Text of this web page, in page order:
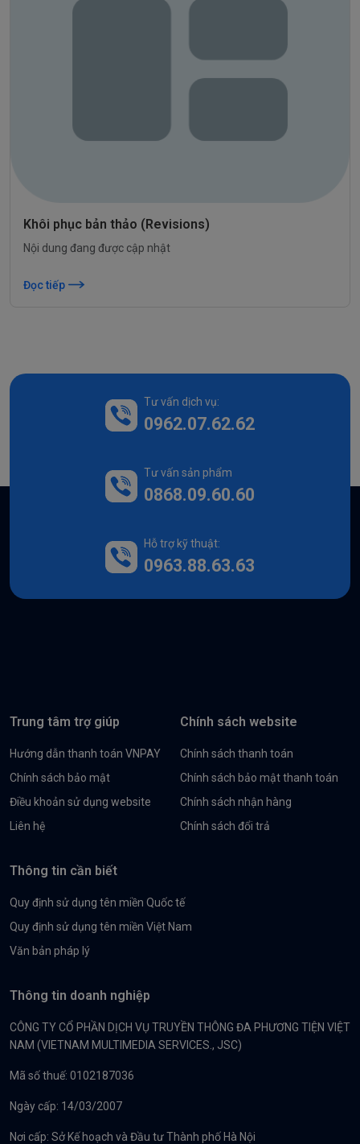
Khôi phục bản thảo (Revisions)
Nội dung đang được cập nhật
Đọc tiếp
Tư vấn dịch vụ:
0962.07.62.62
Tư vấn sản phẩm
0868.09.60.60
Hỗ trợ kỹ thuật:
0963.88.63.63
Trung tâm trợ giúp
Hướng dẫn thanh toán VNPAY
Chính sách bảo mật
Điều khoản sử dụng website
Liên hệ
Chính sách website
Chính sách thanh toán
Chính sách bảo mật thanh toán
Chính sách nhận hàng
Chính sách đổi trả
Thông tin cần biết
Quy định sử dụng tên miền Quốc tế
Quy định sử dụng tên miền Việt Nam
Văn bản pháp lý
Thông tin doanh nghiệp
CÔNG TY CỔ PHẦN DỊCH VỤ TRUYỀN THÔNG ĐA PHƯƠNG TIỆN VIỆT
NAM (VIETNAM MULTIMEDIA SERVICES., JSC)
Mã số thuế: 0102187036
Ngày cấp: 14/03/2007
Nơi cấp: Sở Kế hoạch và Đầu tư Thành phố Hà Nội